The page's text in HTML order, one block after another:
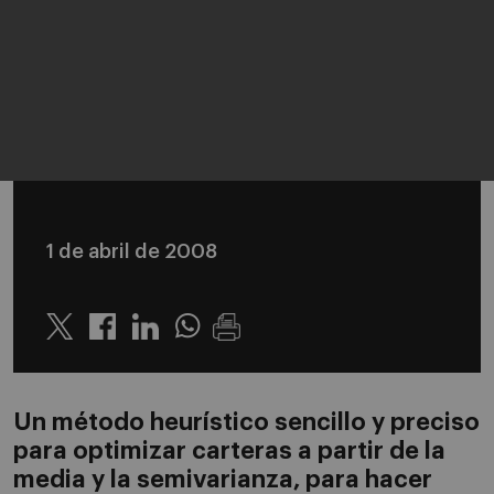
1 de abril de 2008
Twitter LinkedinWhatsapp
Un método heurístico sencillo y preciso
para optimizar carteras a partir de la
media y la semivarianza, para hacer